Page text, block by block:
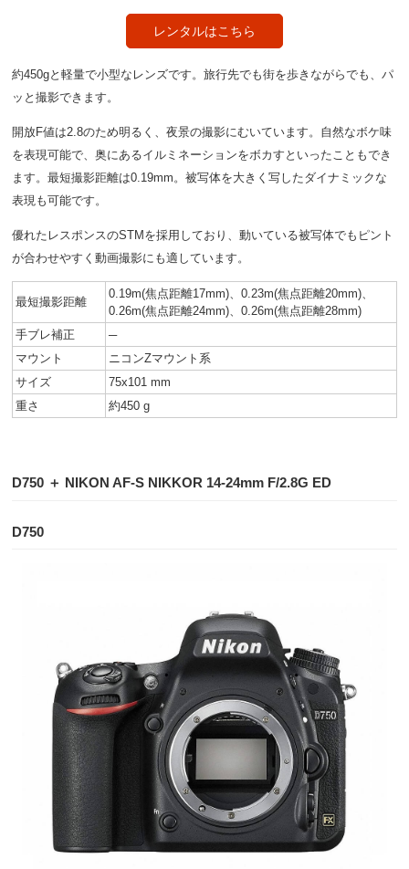
レンタルはこちら
約450gと軽量で小型なレンズです。旅行先でも街を歩きながらでも、パ
ッと撮影できます。
開放F値は2.8のため明るく、夜景の撮影にむいています。自然なボケ味
を表現可能で、奥にあるイルミネーションをボカすといったこともでき
ます。最短撮影距離は0.19mm。被写体を大きく写したダイナミックな
表現も可能です。
優れたレスポンスのSTMを採用しており、動いている被写体でもピント
が合わせやすく動画撮影にも適しています。
最短撮影距離
0.19m(焦点距離17mm)、0.23m(焦点距離20mm)、
0.26m(焦点距離24mm)、0.26m(焦点距離28mm)
手ブレ補正
─
マウント
ニコンZマウント系
サイズ
75x101 mm
重さ
約450 g
D750 ＋ NIKON AF-S NIKKOR 14-24mm F/2.8G ED
D750